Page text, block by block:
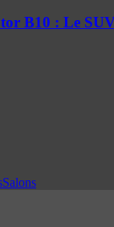
B10 : Le
Salons